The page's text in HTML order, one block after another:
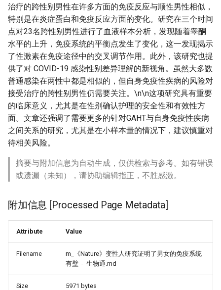
治疗的跨性别男性在许多方面的免疫反应与顺性男性相似，
特别是在炎症蛋白和免疫反应方面的变化。研究在三个时间
点对23名跨性别男性进行了血液样本分析，发现随着睾酮
水平的上升，免疫系统的平衡点发生了变化，这一发现揭示
了性激素在免疫途径中的交叉调节作用。此外，该研究也提
供了对 COVID-19 感染性别差异理解的新视角。虽然大多数
普通感染在两性中都是相似的，但自身免疫性疾病的风险对
接受治疗的跨性别男性仍需要关注。\n\n这项研究具有重要
的临床意义，尤其是在性别确认护理的安全性和有效性方
面。文章还强调了需要更多的针对GAHT与自身免疫性疾病
之间关系的研究，尤其是在小样本量的情况下，建议慎重对
待相关风险。
摘要与附加信息为自动生成，仅供检索与参考。如有错误
或遗漏（未知），请协助编辑指正，不胜感激。
附加信息 [Processed Page Metadata]
Attribute Value
Filename
m_《Nature》变性人研究证明了男女的免疫系统
有壁_-_生物通.md
Size 5971 bytes